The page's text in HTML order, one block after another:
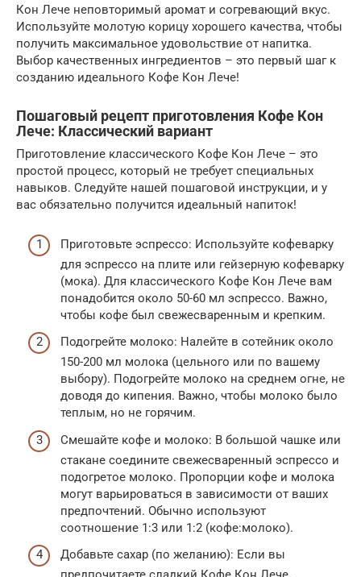
Кон Лече неповторимый аромат и согревающий вкус.
Используйте молотую корицу хорошего качества, чтобы
получить максимальное удовольствие от напитка.
Выбор качественных ингредиентов – это первый шаг к
созданию идеального Кофе Кон Лече!
Пошаговый рецепт приготовления Кофе Кон
Лече: Классический вариант
Приготовление классического Кофе Кон Лече – это
простой процесс, который не требует специальных
навыков. Следуйте нашей пошаговой инструкции, и у
вас обязательно получится идеальный напиток!
Приготовьте эспрессо: Используйте кофеварку
для эспрессо на плите или гейзерную кофеварку
(мока). Для классического Кофе Кон Лече вам
понадобится около 50-60 мл эспрессо. Важно,
чтобы кофе был свежесваренным и крепким.
Подогрейте молоко: Налейте в сотейник около
150-200 мл молока (цельного или по вашему
выбору). Подогрейте молоко на среднем огне, не
доводя до кипения. Важно, чтобы молоко было
теплым, но не горячим.
Смешайте кофе и молоко: В большой чашке или
стакане соедините свежесваренный эспрессо и
подогретое молоко. Пропорции кофе и молока
могут варьироваться в зависимости от ваших
предпочтений. Обычно используют
соотношение 1:3 или 1:2 (кофе:молоко).
Добавьте сахар (по желанию): Если вы